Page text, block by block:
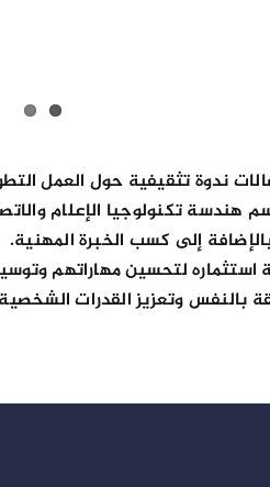
ندوة تثقيفية حول العمل
هندسة تكنولوجيا الإعلام
إلى كسب الخبرة المهنية.
استثماره لتحسين مهاراتهم
بالنفس وتعزيز القدرات